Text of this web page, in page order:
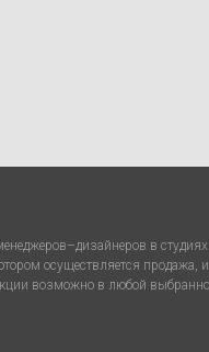
в
осуществляется продажа,
возможно в любой